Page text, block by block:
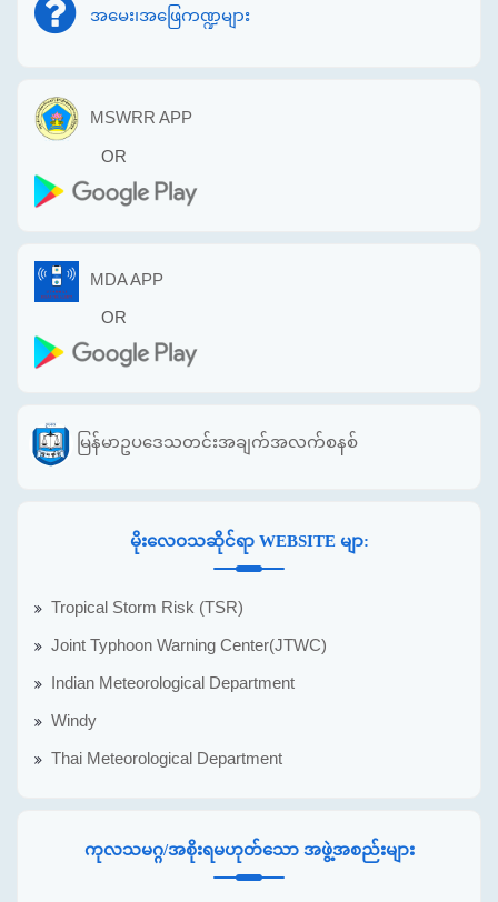
အမေး၊အဖြေကဏ္ဍများ
MSWRR APP
OR
MDA APP
OR
မြန်မာဥပဒေသတင်းအချက်အလက်စနစ်
မိုးလေဝသဆိုင်ရာ WEBSITE မျာ:
Tropical Storm Risk (TSR)
Joint Typhoon Warning Center(JTWC)
Indian Meteorological Department
Windy
Thai Meteorological Department
ကုလသမဂ္ဂ/အစိုးရမဟုတ်သော အဖွဲ့အစည်းများ